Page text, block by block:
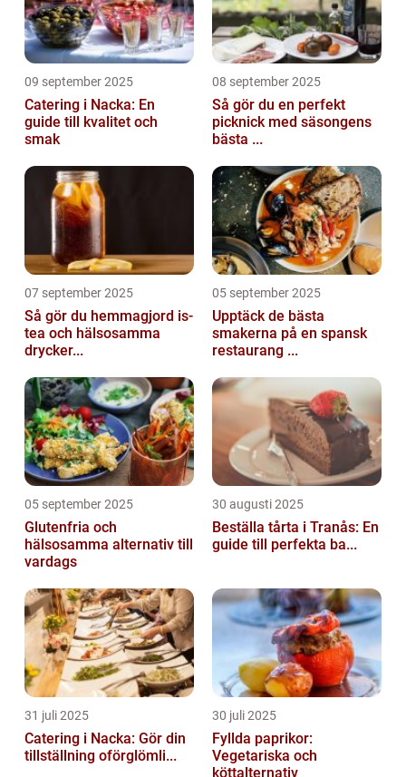
09 september 2025
Catering i Nacka: En
guide till kvalitet och
smak
08 september 2025
Så gör du en perfekt
picknick med säsongens
bästa ...
07 september 2025
Så gör du hemmagjord is-
tea och hälsosamma
drycker...
05 september 2025
Upptäck de bästa
smakerna på en spansk
restaurang ...
05 september 2025
Glutenfria och
hälsosamma alternativ till
vardags
30 augusti 2025
Beställa tårta i Tranås: En
guide till perfekta ba...
31 juli 2025
Catering i Nacka: Gör din
tillställning oförglömli...
30 juli 2025
Fyllda paprikor:
Vegetariska och
köttalternativ